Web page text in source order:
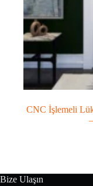
CNC İşlemeli
Bize Ulaşın